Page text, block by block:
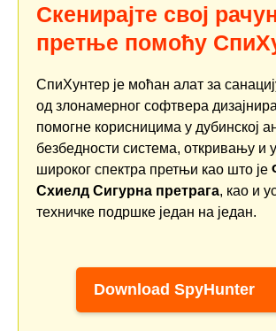
Скенирајте свој
претње помоћу
СпиХунтер је моћан алат за
од злонамерног софтвера
помогне корисницима у дубинској
безбедности система, откривању и
широког спектра претњи као што је
Схиелд Сигурна претрага, као и
техничке подршке један на један.
Download SpyHunter